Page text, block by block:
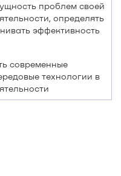
проблем своей
определять
эффективность
современные
технологии в